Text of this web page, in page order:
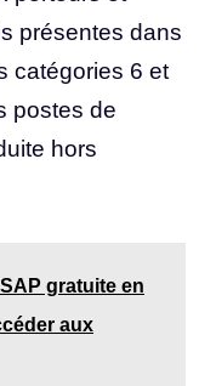
présentes dans
catégories 6 et
postes de
hors
gratuite en
aux